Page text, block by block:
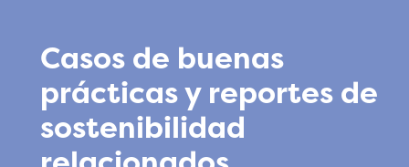
Casos de buenas
prácticas y reportes de
sostenibilidad